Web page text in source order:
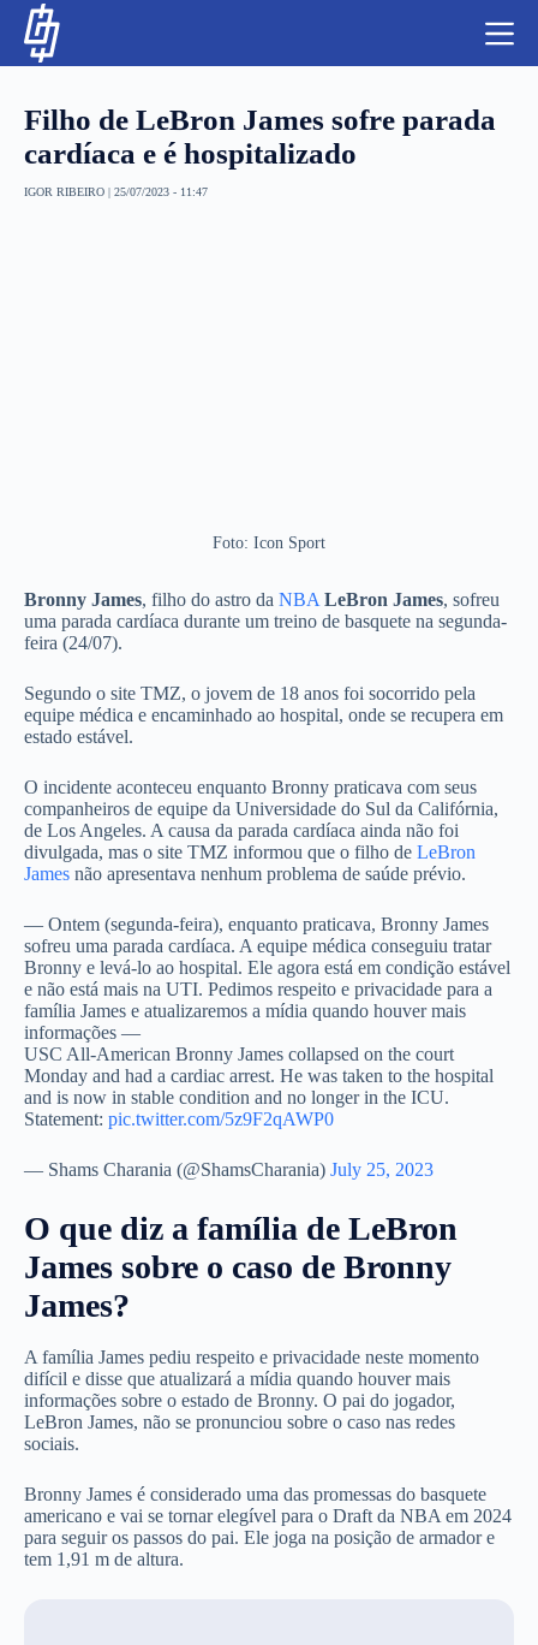
Filho de LeBron James sofre parada
cardíaca e é hospitalizado
IGOR RIBEIRO | 25/07/2023 - 11:47
Foto: Icon Sport
Bronny James, filho do astro da NBA LeBron James, sofreu
uma parada cardíaca durante um treino de basquete na segunda-
feira (24/07).
Segundo o site TMZ, o jovem de 18 anos foi socorrido pela
equipe médica e encaminhado ao hospital, onde se recupera em
estado estável.
O incidente aconteceu enquanto Bronny praticava com seus
companheiros de equipe da Universidade do Sul da Califórnia,
de Los Angeles. A causa da parada cardíaca ainda não foi
divulgada, mas o site TMZ informou que o filho de LeBron
James não apresentava nenhum problema de saúde prévio.
— Ontem (segunda-feira), enquanto praticava, Bronny James
sofreu uma parada cardíaca. A equipe médica conseguiu tratar
Bronny e levá-lo ao hospital. Ele agora está em condição estável
e não está mais na UTI. Pedimos respeito e privacidade para a
família James e atualizaremos a mídia quando houver mais
informações —
USC All-American Bronny James collapsed on the court
Monday and had a cardiac arrest. He was taken to the hospital
and is now in stable condition and no longer in the ICU.
Statement: pic.twitter.com/5z9F2qAWP0
— Shams Charania (@ShamsCharania) July 25, 2023
O que diz a família de LeBron
James sobre o caso de Bronny
James?
A família James pediu respeito e privacidade neste momento
difícil e disse que atualizará a mídia quando houver mais
informações sobre o estado de Bronny. O pai do jogador,
LeBron James, não se pronunciou sobre o caso nas redes
sociais.
Bronny James é considerado uma das promessas do basquete
americano e vai se tornar elegível para o Draft da NBA em 2024
para seguir os passos do pai. Ele joga na posição de armador e
tem 1,91 m de altura.